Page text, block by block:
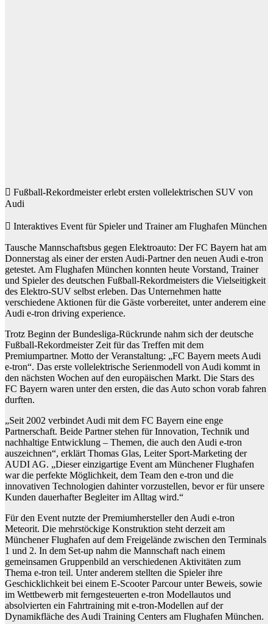
 Fußball-Rekordmeister erlebt ersten vollelektrischen SUV von
Audi
 Interaktives Event für Spieler und Trainer am Flughafen München
Tausche Mannschaftsbus gegen Elektroauto: Der FC Bayern hat am
Donnerstag als einer der ersten Audi-Partner den neuen Audi e-tron
getestet. Am Flughafen München konnten heute Vorstand, Trainer
und Spieler des deutschen Fußball-Rekordmeisters die Vielseitigkeit
des Elektro-SUV selbst erleben. Das Unternehmen hatte
verschiedene Aktionen für die Gäste vorbereitet, unter anderem eine
Audi e-tron driving experience.
Trotz Beginn der Bundesliga-Rückrunde nahm sich der deutsche
Fußball-Rekordmeister Zeit für das Treffen mit dem
Premiumpartner. Motto der Veranstaltung: „FC Bayern meets Audi
e-tron“. Das erste vollelektrische Serienmodell von Audi kommt in
den nächsten Wochen auf den europäischen Markt. Die Stars des
FC Bayern waren unter den ersten, die das Auto schon vorab fahren
durften.
„Seit 2002 verbindet Audi mit dem FC Bayern eine enge
Partnerschaft. Beide Partner stehen für Innovation, Technik und
nachhaltige Entwicklung – Themen, die auch den Audi e-tron
auszeichnen“, erklärt Thomas Glas, Leiter Sport-Marketing der
AUDI AG. „Dieser einzigartige Event am Münchener Flughafen
war die perfekte Möglichkeit, dem Team den e-tron und die
innovativen Technologien dahinter vorzustellen, bevor er für unsere
Kunden dauerhafter Begleiter im Alltag wird.“
Für den Event nutzte der Premiumhersteller den Audi e-tron
Meteorit. Die mehrstöckige Konstruktion steht derzeit am
Münchener Flughafen auf dem Freigelände zwischen den Terminals
1 und 2. In dem Set-up nahm die Mannschaft nach einem
gemeinsamen Gruppenbild an verschiedenen Aktivitäten zum
Thema e-tron teil. Unter anderem stellten die Spieler ihre
Geschicklichkeit bei einem E-Scooter Parcour unter Beweis, sowie
im Wettbewerb mit ferngesteuerten e-tron Modellautos und
absolvierten ein Fahrtraining mit e-tron-Modellen auf der
Dynamikfläche des Audi Training Centers am Flughafen München.